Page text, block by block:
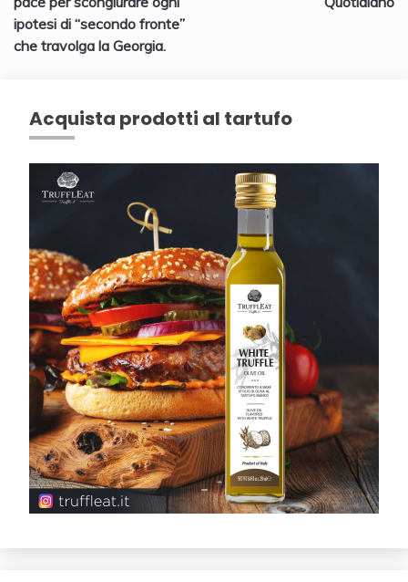
ipotesi di “secondo fronte”
che travolga la Georgia.
Acquista prodotti al tartufo